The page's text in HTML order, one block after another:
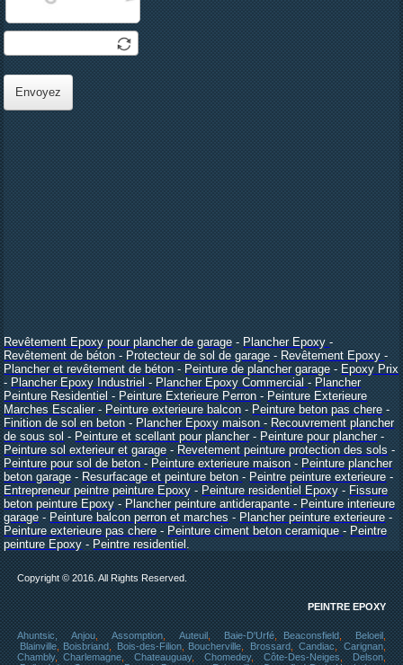
Envoyez
Revêtement Epoxy pour plancher de garage - Plancher Epoxy-
Revêtement de béton- Protecteur de sol de garage- Revêtement Epoxy-
Plancher et revêtement de béton - Peinture de plancher garage - Epoxy Prix
- Plancher Epoxy Industriel- Plancher Epoxy Commercial- Plancher
Peinture Residentiel- Peinture Exterieure Perron- Peinture Exterieure
Marches Escalier- Peinture exterieure balcon - Peinture beton pas chere -
Finition de sol en beton - Plancher Epoxy maison- Recouvrement plancher
de sous sol - Peinture et scellant pour plancher - Peinture pour plancher-
Peinture sol exterieur et garage - Revetement peinture protection des sols -
Peinture pour sol de beton- Peinture exterieure maison - Peinture plancher
beton garage - Resurfacage et peinture beton- Peintre peinture exterieure -
Entrepreneur peintre peinture Epoxy - Peinture residentiel Epoxy - Fissure
beton peinture Epoxy - Plancher peinture antiderapante- Peinture interieure
garage - Peinture balcon perron et marches - Plancher peinture exterieure -
Peinture exterieure pas chere - Peinture ciment beton ceramique- Peintre
peinture Epoxy - Peintre residentiel .
Copyright © 2016. All Rights Reserved.
PEINTRE EPOXY
Ahuntsic, Anjou,Assomption,Auteuil,Baie-D'Urfé,Beaconsfield,Beloeil,
Blainville,Boisbriand,Bois-des-Filion,Boucherville,Brossard,Candiac,Carignan,
Chambly,Charlemagne,Chateauguay,Chomedey,Côte-Des-Neiges,Delson,